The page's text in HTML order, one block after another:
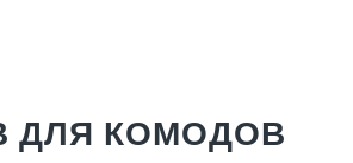
ДЛЯ КОМОДОВ